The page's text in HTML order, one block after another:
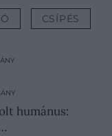
CSÍPÉS
amely
humánus: